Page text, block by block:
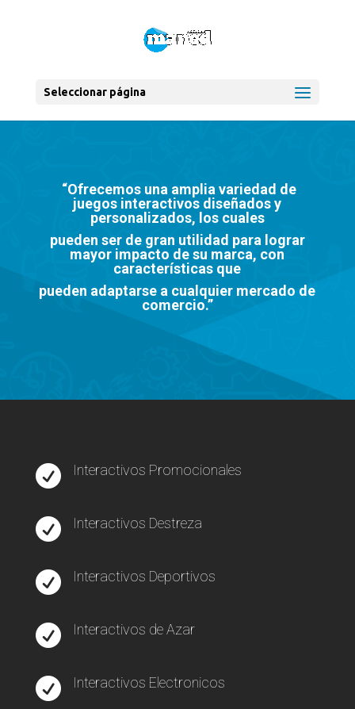
Seleccionar página
“Ofrecemos una amplia variedad de
juegos interactivos diseñados y
personalizados, los cuales
pueden ser de gran utilidad para lograr
mayor impacto de su marca, con
características que
pueden adaptarse a cualquier mercado de
comercio.”
 Interactivos Promocionales
 Interactivos Destreza
 Interactivos Deportivos
 Interactivos de Azar
 Interactivos Electronicos